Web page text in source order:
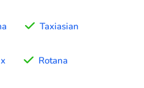
Taxiasian
Rotana